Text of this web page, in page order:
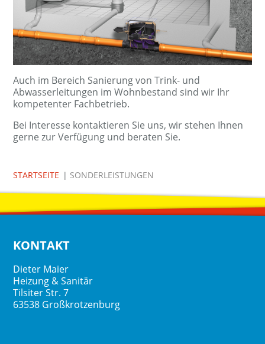
Auch im Bereich Sanierung von Trink- und
Abwasserleitungen im Wohnbestand sind wir Ihr
kompetenter Fachbetrieb.
Bei Interesse kontaktieren Sie uns, wir stehen Ihnen
gerne zur Verfügung und beraten Sie.
STARTSEITE | SONDERLEISTUNGEN
KONTAKT
Dieter Maier
Heizung & Sanitär
Tilsiter Str. 7
63538 Großkrotzenburg